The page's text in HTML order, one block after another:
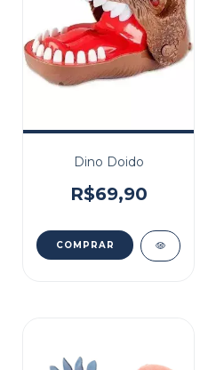
Dino Doido
R$69,90